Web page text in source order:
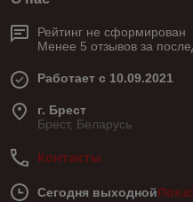
Рейтинг не сформирован
Менее 5 отзывов за
Работает с 10.09.2021
г. Брест
Брест, Беларусь
Контакты
Сегодня выходной